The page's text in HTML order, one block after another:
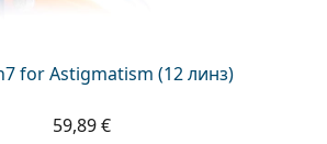
for Astigmatism (12 линз)
59,89 €